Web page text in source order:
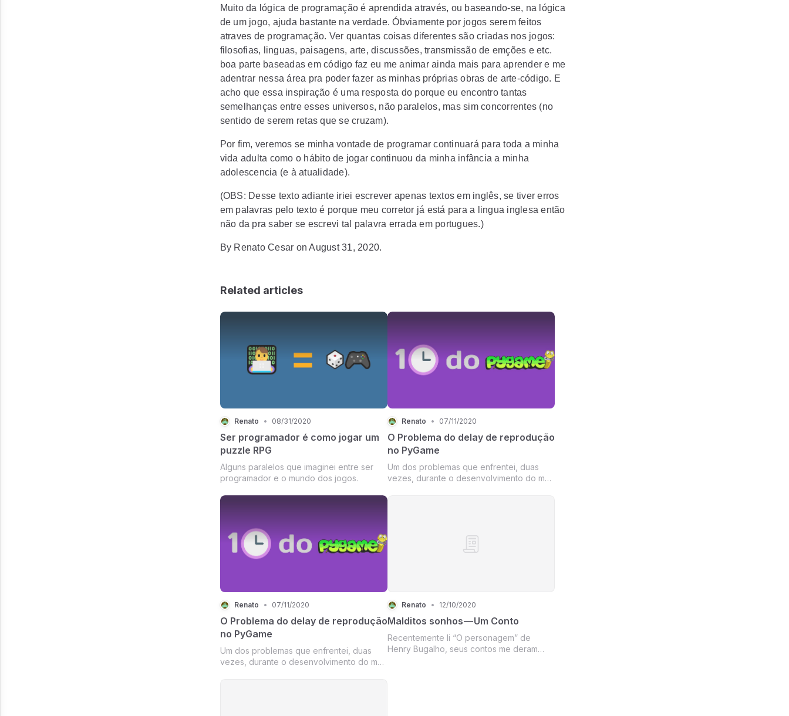
Muito da lógica de programação é aprendida através, ou baseando-se, na lógica
de um jogo, ajuda bastante na verdade. Óbviamente por jogos serem feitos
atraves de programação. Ver quantas coisas diferentes são criadas nos jogos:
filosofias, linguas, paisagens, arte, discussões, transmissão de emções e etc.
boa parte baseadas em código faz eu me animar ainda mais para aprender e me
adentrar nessa área pra poder fazer as minhas próprias obras de arte-código. E
acho que essa inspiração é uma resposta do porque eu encontro tantas
semelhanças entre esses universos, não paralelos, mas sim concorrentes (no
sentido de serem retas que se cruzam).
Por fim, veremos se minha vontade de programar continuará para toda a minha
vida adulta como o hábito de jogar continuou da minha infância a minha
adolescencia (e à atualidade).
(OBS: Desse texto adiante iriei escrever apenas textos em inglês, se tiver erros
em palavras pelo texto é porque meu corretor já está para a lingua inglesa então
não da pra saber se escrevi tal palavra errada em portugues.)
By Renato Cesar on August 31, 2020.
Related articles
Renato • 08/31/2020
Ser programador é como jogar um
puzzle RPG
Alguns paralelos que imaginei entre ser
programador e o mundo dos jogos.
Renato • 07/11/2020
O Problema do delay de reprodução
no PyGame
Um dos problemas que enfrentei, duas
vezes, durante o desenvolvimento do meu
comentei e expliquei a…
Renato • 07/11/2020
O Problema do delay de reprodução
no PyGame
Um dos problemas que enfrentei, duas
vezes, durante o desenvolvimento do meu
Renato • 12/10/2020
Malditos sonhos — Um Conto
Recentemente li “O personagem” de
Henry Bugalho, seus contos me deram